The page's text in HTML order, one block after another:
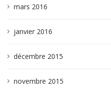
mars 2016
janvier 2016
décembre 2015
novembre 2015